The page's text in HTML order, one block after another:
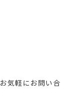
気軽にお問い合